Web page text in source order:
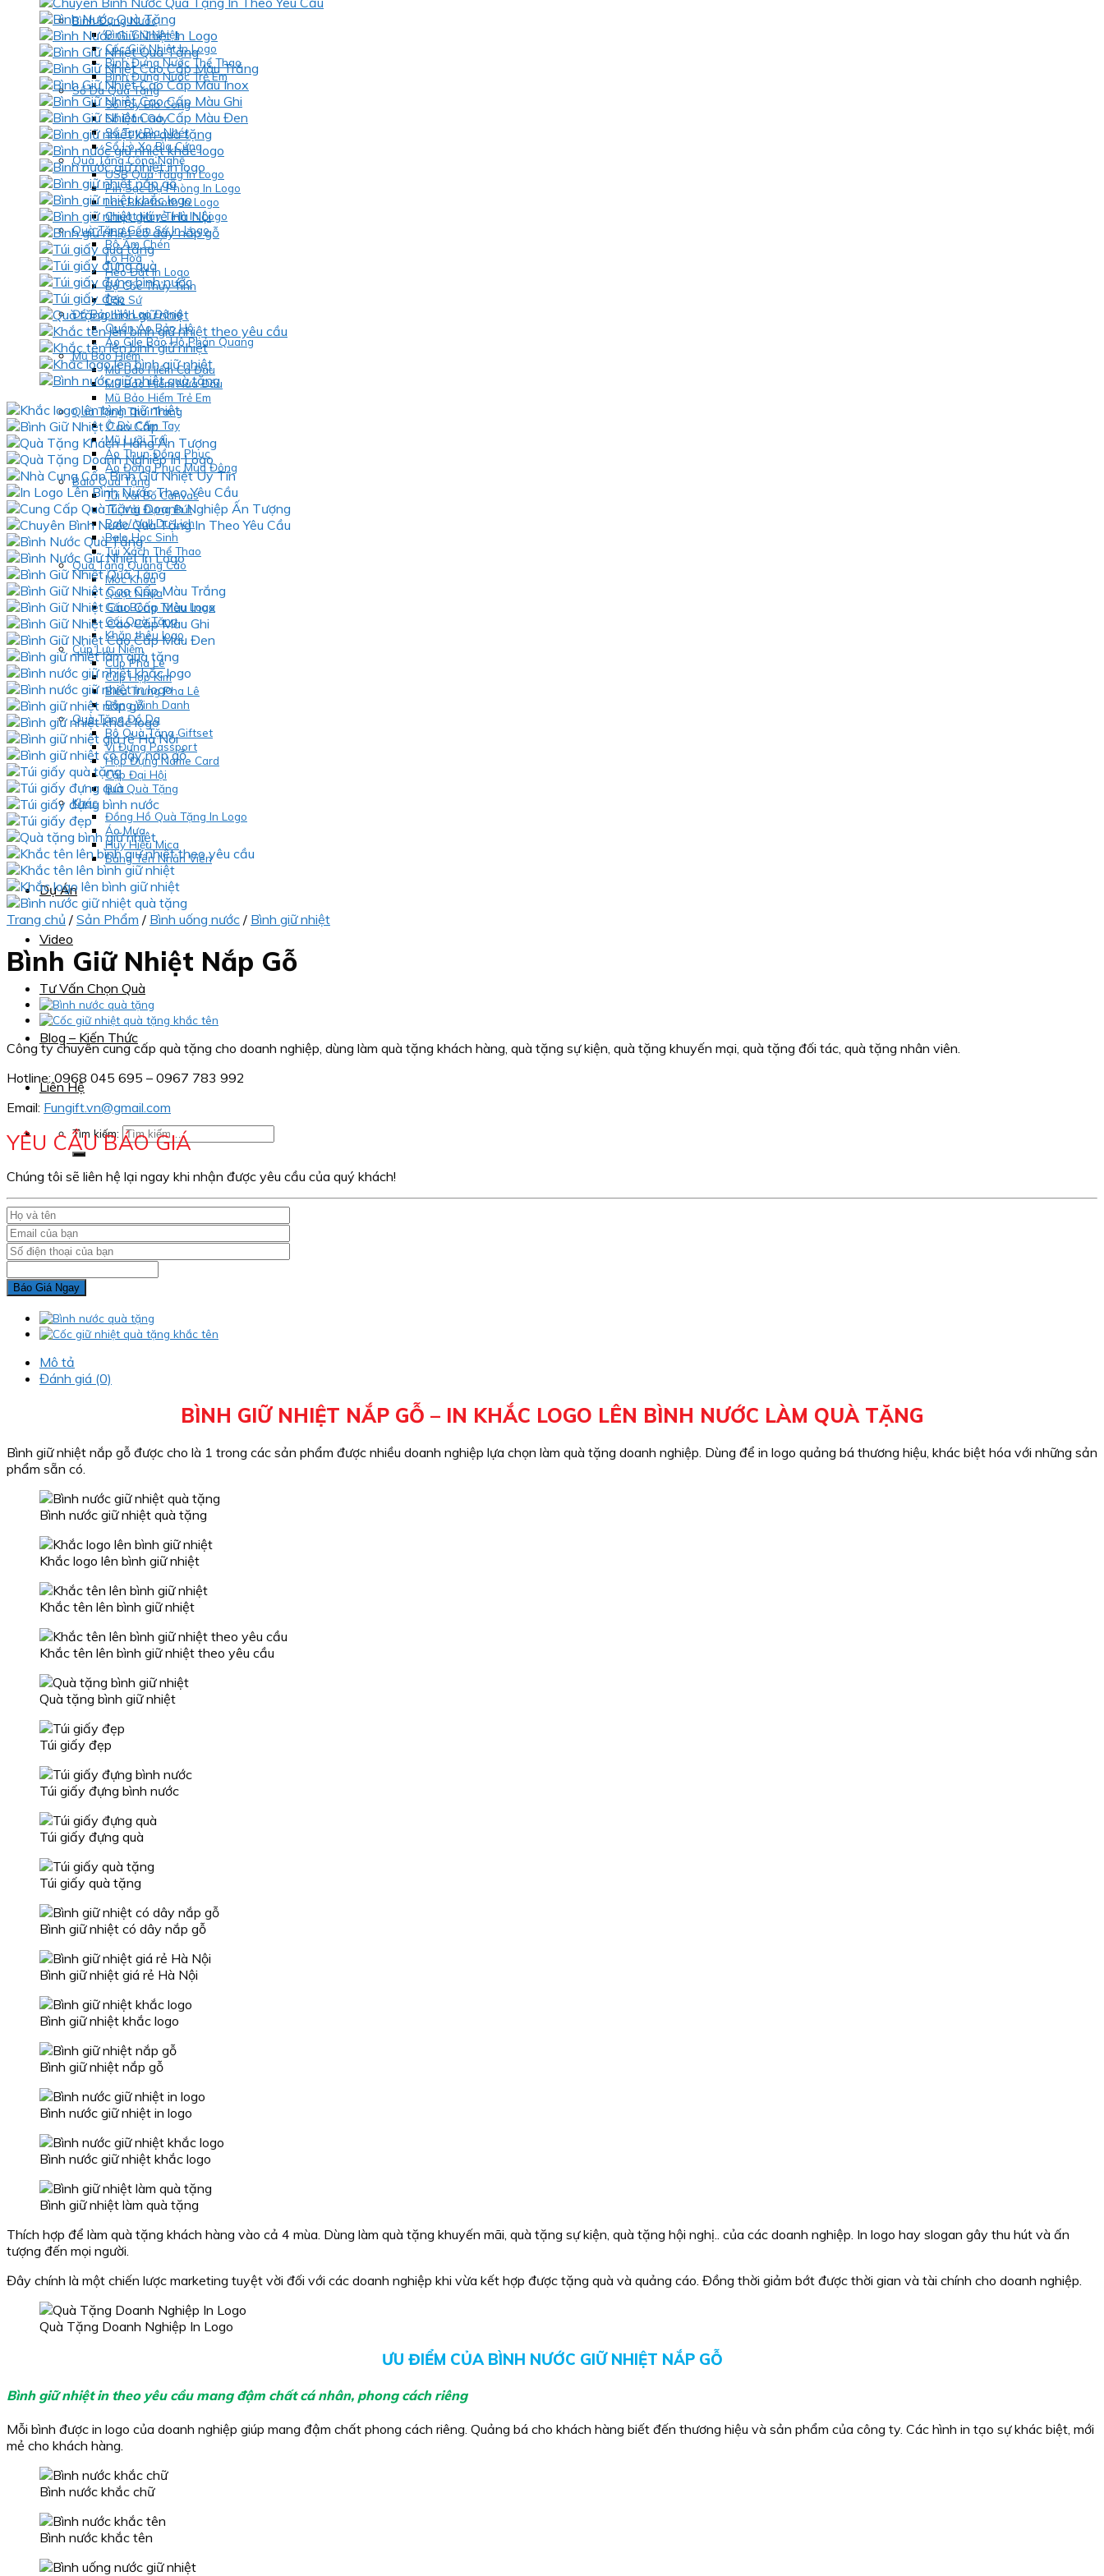
Bình Đựng Nước
Bình Giữ Nhiệt
Cốc Giữ Nhiệt In Logo
Bình Đựng Nước Thể Thao
Bình Đựng Nước Trẻ Em
Sổ Da Quà Tặng
Sổ Tay Bìa Còng
Sổ Dán Gáy
Sổ Tay Bìa Nhét
Sổ Lò Xo Bìa Cứng
Quà Tặng Công Nghệ
USB Quà Tặng In Logo
Pin Sạc Dự Phòng In Logo
Loa Bluetooth In Logo
Chuột Máy Tính In Logo
Quà Tặng Gốm Sứ In Logo
Bộ Ấm Chén
Lọ Hoa
Heo Đất In Logo
Bộ Cốc Thủy Tinh
Cốc Sứ
Đồ Bảo Hộ Lao Động
Quần Áo Bảo Hộ
Áo Gile Bảo Hộ Phản Quang
Mũ Bảo Hiểm
Mũ Bảo Hiểm Cả Đầu
Mũ Bảo Hiểm Nửa Đầu
Mũ Bảo Hiểm Trẻ Em
Quà Tặng Thời Trang
Ô Dù Cầm Tay
Mũ Lưỡi Trai
Áo Thun Đồng Phục
Áo Đồng Phục Mùa Đông
Balo Quà Tặng
Túi Vải Bố Canvas
Túi Vải Đựng Bút
Balo/ Vali Du Lịch
Balo Học Sinh
Túi Xách Thể Thao
Quà Tặng Quảng Cáo
Móc Khóa
Quạt Nhựa
Gấu Bông Thêu Logo
Gối Quà Tặng
Khăn thêu logo
Cúp Lưu Niệm
Cúp Pha Lê
Cúp Hợp Kim
Biểu Trưng Pha Lê
Bảng Vinh Danh
Quà Tặng Đồ Da
Bộ Quà Tặng Giftset
Ví Đựng Passport
Hộp Đựng Name Card
Cặp Đại Hội
Bút Quà Tặng
Khác
Đồng Hồ Quà Tặng In Logo
Áo Mưa
Huy Hiệu Mica
Bảng Tên Nhân Viên
Dự Án
Video
Tư Vấn Chọn Quà
Blog – Kiến Thức
Liên Hệ
Tìm kiếm:
Trang chủ / Sản Phẩm / Bình uống nước / Bình giữ nhiệt
Bình Giữ Nhiệt Nắp Gỗ
Công ty chuyên cung cấp quà tặng cho doanh nghiệp, dùng làm quà tặng khách hàng, quà tặng sự kiện, quà tặng khuyến mại, quà tặng đối tác, quà tặng nhân viên.
Hotline: 0968 045 695 – 0967 783 992
Email: Fungift.vn@gmail.com
YÊU CẦU BÁO GIÁ
Chúng tôi sẽ liên hệ lại ngay khi nhận được yêu cầu của quý khách!
Mô tả
Đánh giá (0)
BÌNH GIỮ NHIỆT NẮP GỖ – IN KHẮC LOGO LÊN BÌNH NƯỚC LÀM QUÀ TẶNG
Bình giữ nhiệt nắp gỗ được cho là 1 trong các sản phẩm được nhiều doanh nghiệp lựa chọn làm quà tặng doanh nghiệp. Dùng để in logo quảng bá thương hiệu, khác biệt hóa với những sản
phẩm sẵn có.
Bình nước giữ nhiệt quà tặng
Khắc logo lên bình giữ nhiệt
Khắc tên lên bình giữ nhiệt
Khắc tên lên bình giữ nhiệt theo yêu cầu
Quà tặng bình giữ nhiệt
Túi giấy đẹp
Túi giấy đựng bình nước
Túi giấy đựng quà
Túi giấy quà tặng
Bình giữ nhiệt có dây nắp gỗ
Bình giữ nhiệt giá rẻ Hà Nội
Bình giữ nhiệt khắc logo
Bình giữ nhiệt nắp gỗ
Bình nước giữ nhiệt in logo
Bình nước giữ nhiệt khắc logo
Bình giữ nhiệt làm quà tặng
Thích hợp để làm quà tặng khách hàng vào cả 4 mùa. Dùng làm quà tặng khuyến mãi, quà tặng sự kiện, quà tặng hội nghị.. của các doanh nghiệp. In logo hay slogan gây thu hút và ấn
tượng đến mọi người.
Đây chính là một chiến lược marketing tuyệt vời đối với các doanh nghiệp khi vừa kết hợp được tặng quà và quảng cáo. Đồng thời giảm bớt được thời gian và tài chính cho doanh nghiệp.
Quà Tặng Doanh Nghiệp In Logo
ƯU ĐIỂM CỦA BÌNH NƯỚC GIỮ NHIỆT NẮP GỖ
Bình giữ nhiệt in theo yêu cầu mang đậm chất cá nhân, phong cách riêng
Mỗi bình được in logo của doanh nghiệp giúp mang đậm chất phong cách riêng. Quảng bá cho khách hàng biết đến thương hiệu và sản phẩm của công ty. Các hình in tạo sự khác biệt, mới
mẻ cho khách hàng.
Bình nước khắc chữ
Bình nước khắc tên